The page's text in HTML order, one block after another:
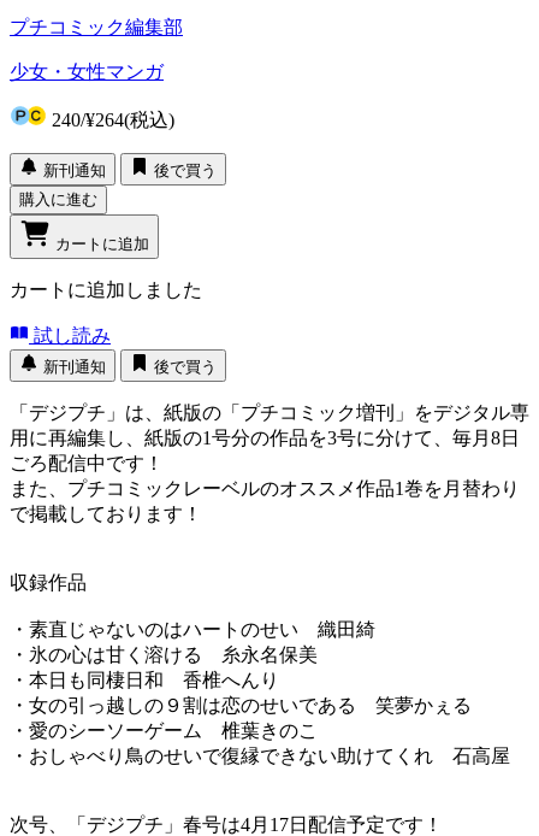
プチコミック編集部
少女・女性マンガ
240/¥264(税込)
新刊通知
後で買う
購入に進む
カートに追加
カートに追加しました
試し読み
新刊通知 後で買う
「デジプチ」は、紙版の「プチコミック増刊」をデジタル専
用に再編集し、紙版の1号分の作品を3号に分けて、毎月8日
ごろ配信中です！
また、プチコミックレーベルのオススメ作品1巻を月替わり
で掲載しております！
収録作品
・素直じゃないのはハートのせい 織田綺
・氷の心は甘く溶ける 糸永名保美
・本日も同棲日和 香椎へんり
・女の引っ越しの９割は恋のせいである 笑夢かぇる
・愛のシーソーゲーム 椎葉きのこ
・おしゃべり鳥のせいで復縁できない助けてくれ 石高屋
次号、「デジプチ」春号は4月17日配信予定です！